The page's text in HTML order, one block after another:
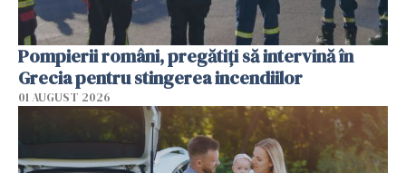
Pompierii români, pregătiţi să intervină în
Grecia pentru stingerea incendiilor
01 AUGUST 2026